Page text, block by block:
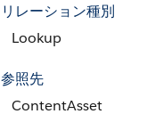
リレーション種別
Lookup
参照先
ContentAsset